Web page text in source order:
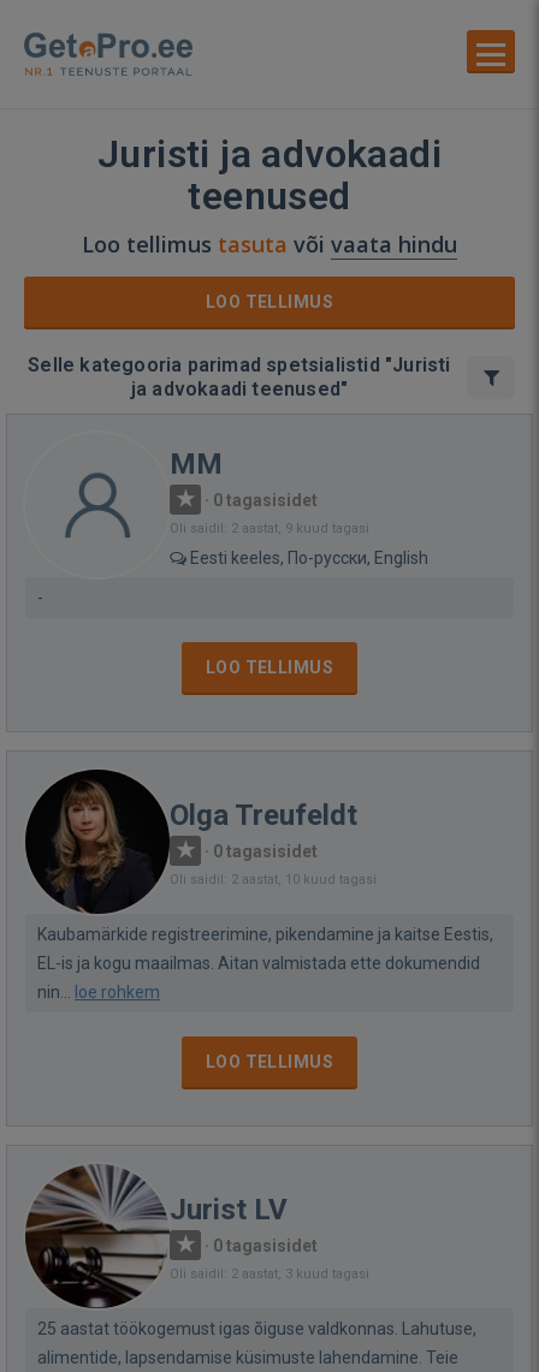
Juristi ja advokaadi
teenused
Loo tellimus tasuta või vaata hindu
LOO TELLIMUS
Selle kategooria parimad spetsialistid "Juristi
ja advokaadi teenused"
MM
· 0 tagasisidet
Oli saidil: 2 aastat, 9 kuud tagasi
Eesti keeles, По-русски, English
-
LOO TELLIMUS
Olga Treufeldt
· 0 tagasisidet
Oli saidil: 2 aastat, 10 kuud tagasi
Kaubamärkide registreerimine, pikendamine ja kaitse Eestis,
EL-is ja kogu maailmas. Aitan valmistada ette dokumendid
nin...
loe rohkem
LOO TELLIMUS
Jurist LV
· 0 tagasisidet
Oli saidil: 2 aastat, 3 kuud tagasi
25 aastat töökogemust igas õiguse valdkonnas. Lahutuse,
alimentide, lapsendamise küsimuste lahendamine. Teie